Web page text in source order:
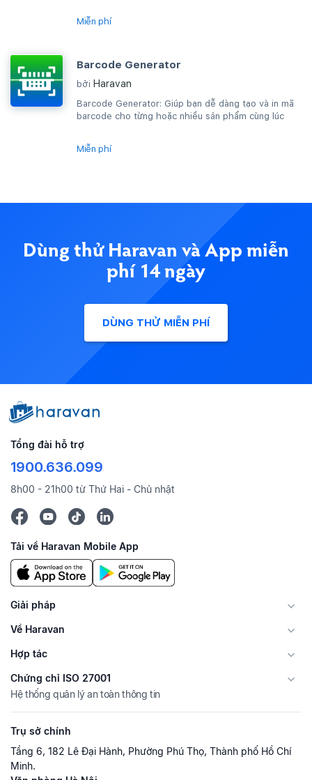
Miễn phí
Barcode Generator
bởi Haravan
Barcode Generator: Giúp bạn dễ dàng tạo và in mã
barcode cho từng hoặc nhiều sản phẩm cùng lúc
Miễn phí
Dùng thử Haravan và App miễn
phí 14 ngày
DÙNG THỬ MIỄN PHÍ
Tổng đài hỗ trợ
1900.636.099
8h00 - 21h00 từ Thứ Hai - Chủ nhật
Tải về Haravan Mobile App
Giải pháp
Về Haravan
Hợp tác
Chứng chỉ ISO 27001
Hệ thống quản lý an toàn thông tin
Trụ sở chính
Tầng 6, 182 Lê Đại Hành, Phường Phú Thọ, Thành phố Hồ Chí
Minh.